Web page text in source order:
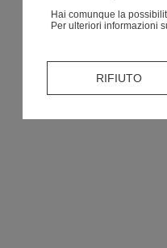
Hai comunque la
Per ulteriori informazioni
RIFIUTO